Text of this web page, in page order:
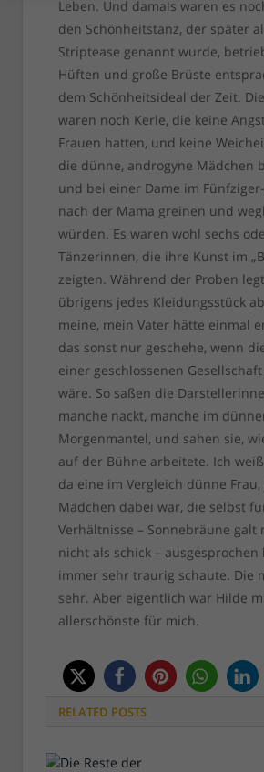
Leben. Und damals waren es
den Schönheitstanz, der später
Striptease genannt wurde,
Hüften und große Brüste
dem Schönheitsideal der Zeit.
waren noch Kerle, die keine
Frauen hatten, und keine
die dünne, androgyne Mädchen
und bei einer Dame im
nach der Mama greinen und
würden. Es waren wohl sechs
Tänzerinnen, die ihre Kunst im
zeigten. Während der Proben
übrigens jedes Kleidungsstück
meine, mein Vater hätte einmal
das sonst nur geschehe, wenn
einer geschlossenen
wäre. So saßen die
manche nackt, manche im
Morgenmantel, und sahen sie,
auf der Bühne arbeitete. Ich
da eine im Vergleich dünne Frau,
Mädchen dabei war, die selbst
Verhältnisse – Sonnebräune galt
nicht als schick –
immer sehr traurig schaute. Die
sehr. Aber eigentlich war Hilde
allerschönste für mich.
RELATED POSTS